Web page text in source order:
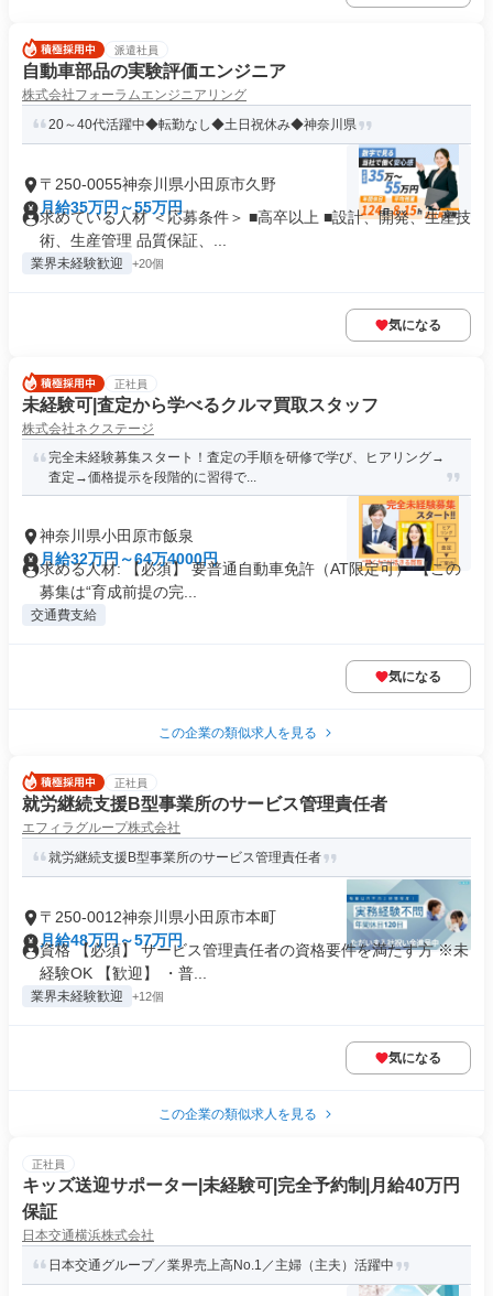
派遣社員
自動車部品の実験評価エンジニア
株式会社フォーラムエンジニアリング
20～40代活躍中◆転勤なし◆土日祝休み◆神奈川県
〒250-0055神奈川県小田原市久野
月給35万円～55万円
求めている人材 ＜応募条件＞ ■高卒以上 ■設計、開発、生産技
術、生産管理 品質保証、...
業界未経験歓迎 +20個
気になる
正社員
未経験可|査定から学べるクルマ買取スタッフ
株式会社ネクステージ
完全未経験募集スタート！査定の手順を研修で学び、ヒアリング→
査定→価格提示を段階的に習得で...
神奈川県小田原市飯泉
月給32万円～64万4000円
求める人材: 【必須】 要普通自動車免許（AT限定可） 【この
募集は“育成前提の完...
交通費支給
気になる
この企業の類似求人を見る
正社員
就労継続支援B型事業所のサービス管理責任者
エフィラグループ株式会社
就労継続支援B型事業所のサービス管理責任者
〒250-0012神奈川県小田原市本町
月給48万円～57万円
資格 【必須】 サービス管理責任者の資格要件を満たす方 ※未
経験OK 【歓迎】 ・普...
業界未経験歓迎 +12個
気になる
この企業の類似求人を見る
正社員
キッズ送迎サポーター|未経験可|完全予約制|月給40万円
保証
日本交通横浜株式会社
日本交通グループ／業界売上高No.1／主婦（主夫）活躍中